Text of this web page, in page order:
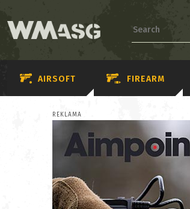
AIRSOFT FIREARM
REKLAMA